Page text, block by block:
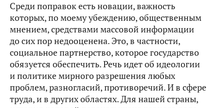
Среди поправок есть новации, важность
которых, по моему убеждению, общественным
мнением, средствами массовой информации
до сих пор недооценена. Это, в частности,
социальное партнерство, которое государство
обязуется обеспечить. Речь идет об идеологии
и политике мирного разрешения любых
проблем, разногласий, противоречий. И в сфере
труда, и в других областях. Для нашей страны,